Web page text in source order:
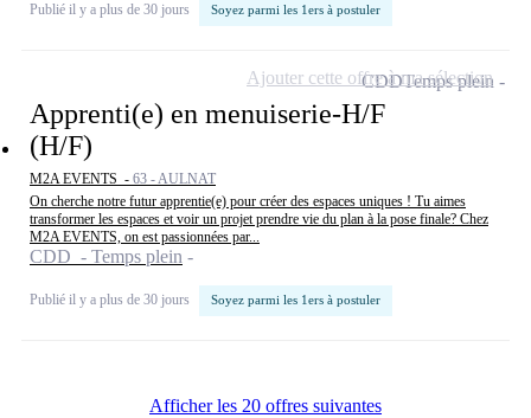
Publié il y a plus de 30 jours Soyez parmi les 1ers à postuler
Apprenti(e) en menuiserie-H/F
(H/F)
M2A EVENTS - 63 - AULNAT
On cherche notre futur apprentie(e) pour créer des espaces uniques ! Tu aimes
transformer les espaces et voir un projet prendre vie du plan à la pose finale? Chez
M2A EVENTS, on est passionnées par...
CDD - Temps plein
Publié il y a plus de 30 jours Soyez parmi les 1ers à postuler
CDDTemps plein
Ajouter cette offre à ma sélection
Afficher les 20 offres suivantes